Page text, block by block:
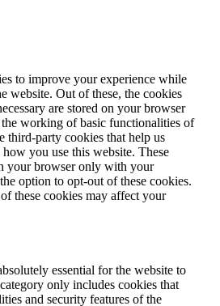
to improve your experience while
website. Out of these, the cookies
are stored on your browser
the working of basic functionalities of
third-party cookies that help us
you use this website. These
your browser only with your
option to opt-out of these cookies.
these cookies may affect your
essential for the website to
only includes cookies that
and security features of the